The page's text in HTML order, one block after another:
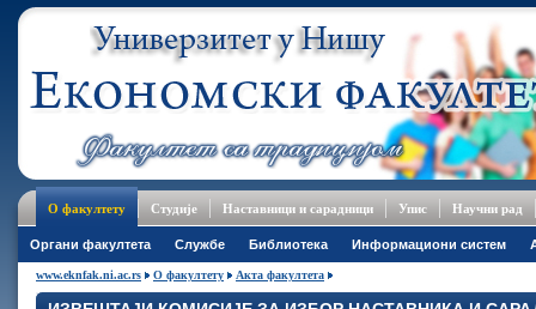
О факултету Студије Наставници и сарадници Упис Научни рад
Oргани факултета Службе Библиотека Информациони систем
www.eknfak.ni.ac.rs О факултету Акта факултета